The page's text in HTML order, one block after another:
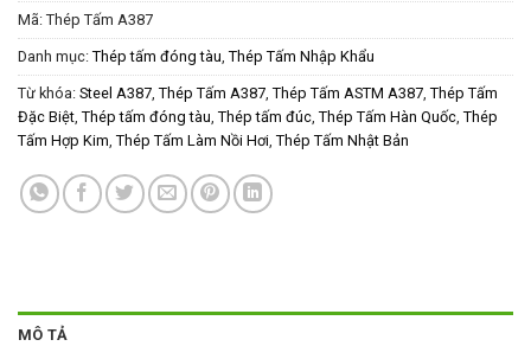
Mã: Thép Tấm A387
Danh mục: Thép tấm đóng tàu, Thép Tấm Nhập Khẩu
Từ khóa: Steel A387, Thép Tấm A387, Thép Tấm ASTM A387, Thép Tấm
Đặc Biệt, Thép tấm đóng tàu, Thép tấm đúc, Thép Tấm Hàn Quốc, Thép
Tấm Hợp Kim, Thép Tấm Làm Nồi Hơi, Thép Tấm Nhật Bản
MÔ TẢ